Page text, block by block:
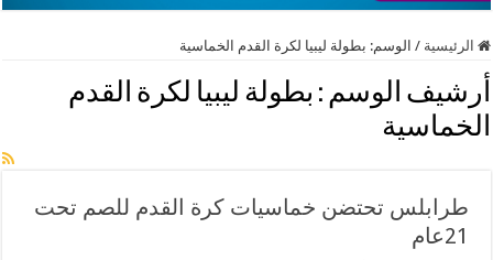
الرئيسية / الوسم: بطولة ليبيا لكرة القدم الخماسية
أرشيف الوسم : بطولة ليبيا لكرة القدم
الخماسية
طرابلس تحتضن خماسيات كرة القدم للصم تحت
21عام